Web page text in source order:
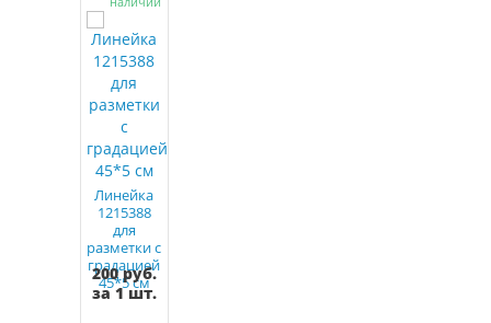
Линейка
1215388
для
разметки с
градацией
45*5 см
200 руб.
за 1 шт.